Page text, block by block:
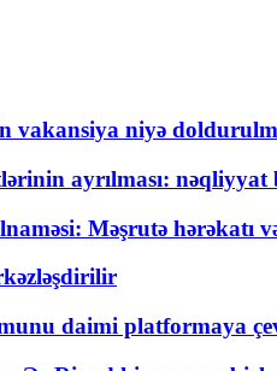
vakansiya niyə
ayrılması:
Məşrutə hərəkatı
daimi platformaya